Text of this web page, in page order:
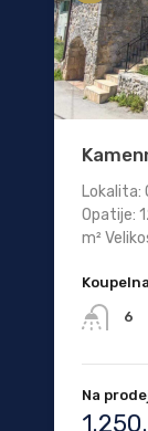
Lokalita:
Opatije:
m²
Koupelna
6
Na